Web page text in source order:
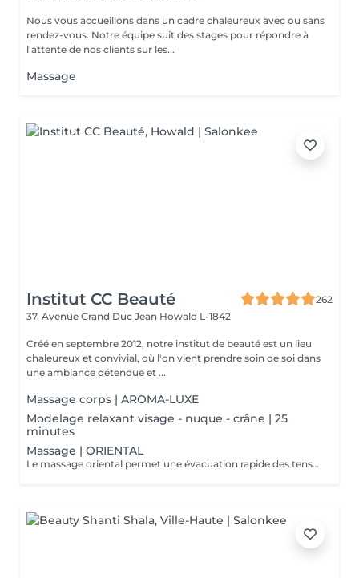
Nous vous accueillons dans un cadre chaleureux avec ou sans
rendez-vous. Notre équipe suit des stages pour répondre à
l'attente de nos clients sur les...
Massage
Institut CC Beauté
262
37, Avenue Grand Duc Jean Howald L-1842
Créé en septembre 2012, notre institut de beauté est un lieu
chaleureux et convivial, où l'on vient prendre soin de soi dans
une ambiance détendue et ...
Massage corps | AROMA-LUXE
Modelage relaxant visage - nuque - crâne | 25
minutes
Massage | ORIENTAL
Le massage oriental permet une évacuation rapide des tensions nerveuses et des toxines, délie et assouplit les muscles, vous allez plonger dans un état de relaxation intense.